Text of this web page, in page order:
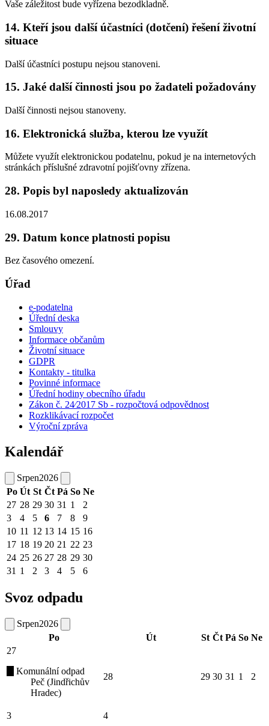
Vaše záležitost bude vyřízena bezodkladně.
14. Kteří jsou další účastníci (dotčení) řešení životní
situace
Další účastníci postupu nejsou stanoveni.
15. Jaké další činnosti jsou po žadateli požadovány
Další činnosti nejsou stanoveny.
16. Elektronická služba, kterou lze využít
Můžete využít elektronickou podatelnu, pokud je na internetových
stránkách příslušné zdravotní pojišťovny zřízena.
28. Popis byl naposledy aktualizován
16.08.2017
29. Datum konce platnosti popisu
Bez časového omezení.
Úřad
e-podatelna
Úřední deska
Smlouvy
Informace občanům
Životní situace
GDPR
Kontakty - titulka
Povinné informace
Úřední hodiny obecního úřadu
Zákon č. 24⁄2017 Sb - rozpočtová odpovědnost
Rozklikávací rozpočet
Výroční zpráva
Kalendář
Srpen2026
Po Út St Čt Pá So Ne
27 28 29 30 31 1
2
3
4 5 6 7 8
9
10 11 12 13 14 15 16
17 18 19 20 21 22 23
24 25 26 27 28 29 30
31 1 2 3 4 5 6
Svoz odpadu
Srpen2026
Po
Út St Čt Pá So Ne
27
Komunální odpad
Peč (Jindřichův
Hradec)
28 29 30 31 1 2
3
4